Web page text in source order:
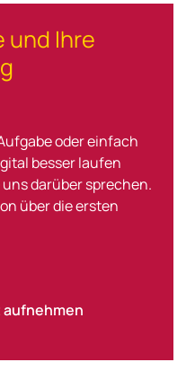
und Ihre
oder einfach
besser laufen
darüber sprechen.
über die ersten